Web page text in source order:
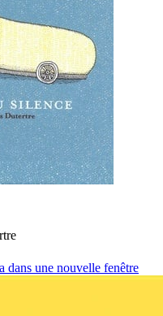
dans une nouvelle fenêtre